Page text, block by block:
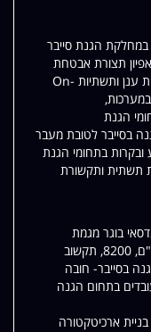
של כ-5 ארכיטקטים במחלקת הגנת סייבר
תצורת אבטחת
המידע והגנות הסייבר במערכות מידע מבוססות ענן ותשתיות On-
הגנת
בסייבר לטובת מעבר
ובקרות בתחומי הגנת
תשתית ותקשורת
בוגר מגמת
מחשבים/ בוגר יחידה טכנולוגית בצה"ל (ממר"ם, 8200, תקשוב
בסייבר- חובה
עובדים בתחום הגנה
בניית ארכיטקטורה